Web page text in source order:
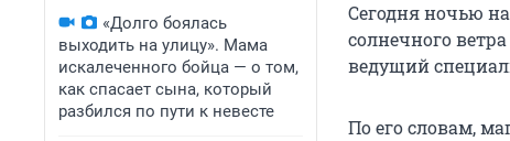
«Долго боялась
выходить на улицу». Мама
искалеченного бойца — о том,
как спасает сына, который
разбился по пути к невесте
Сегодня ночью
солнечного
ведущий
По его словам,